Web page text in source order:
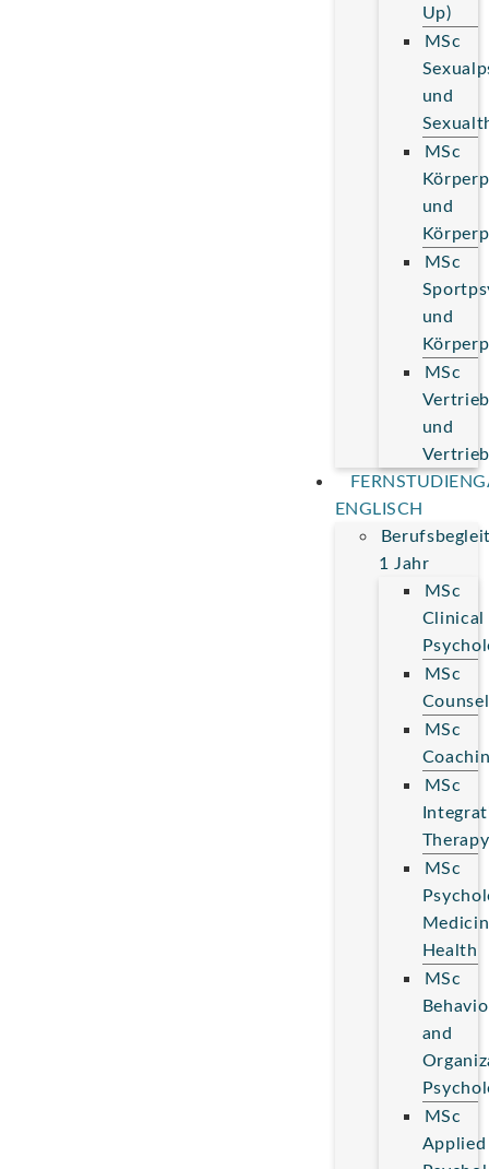
Up)
MSc
und
MSc
und
MSc
und
MSc
und
ENGLISCH
1 Jahr
MSc
Clinical
MSc
MSc
MSc
Therapy
MSc
Health
MSc
and
MSc
Applied